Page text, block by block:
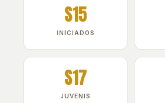
S15
INICIADOS
S17
JUVENIS